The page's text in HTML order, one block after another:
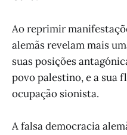
Ao reprimir
alemãs revelam mais
suas posições
povo palestino, e a sua
ocupação sionista.
A falsa democracia